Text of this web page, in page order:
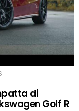
di
Golf R